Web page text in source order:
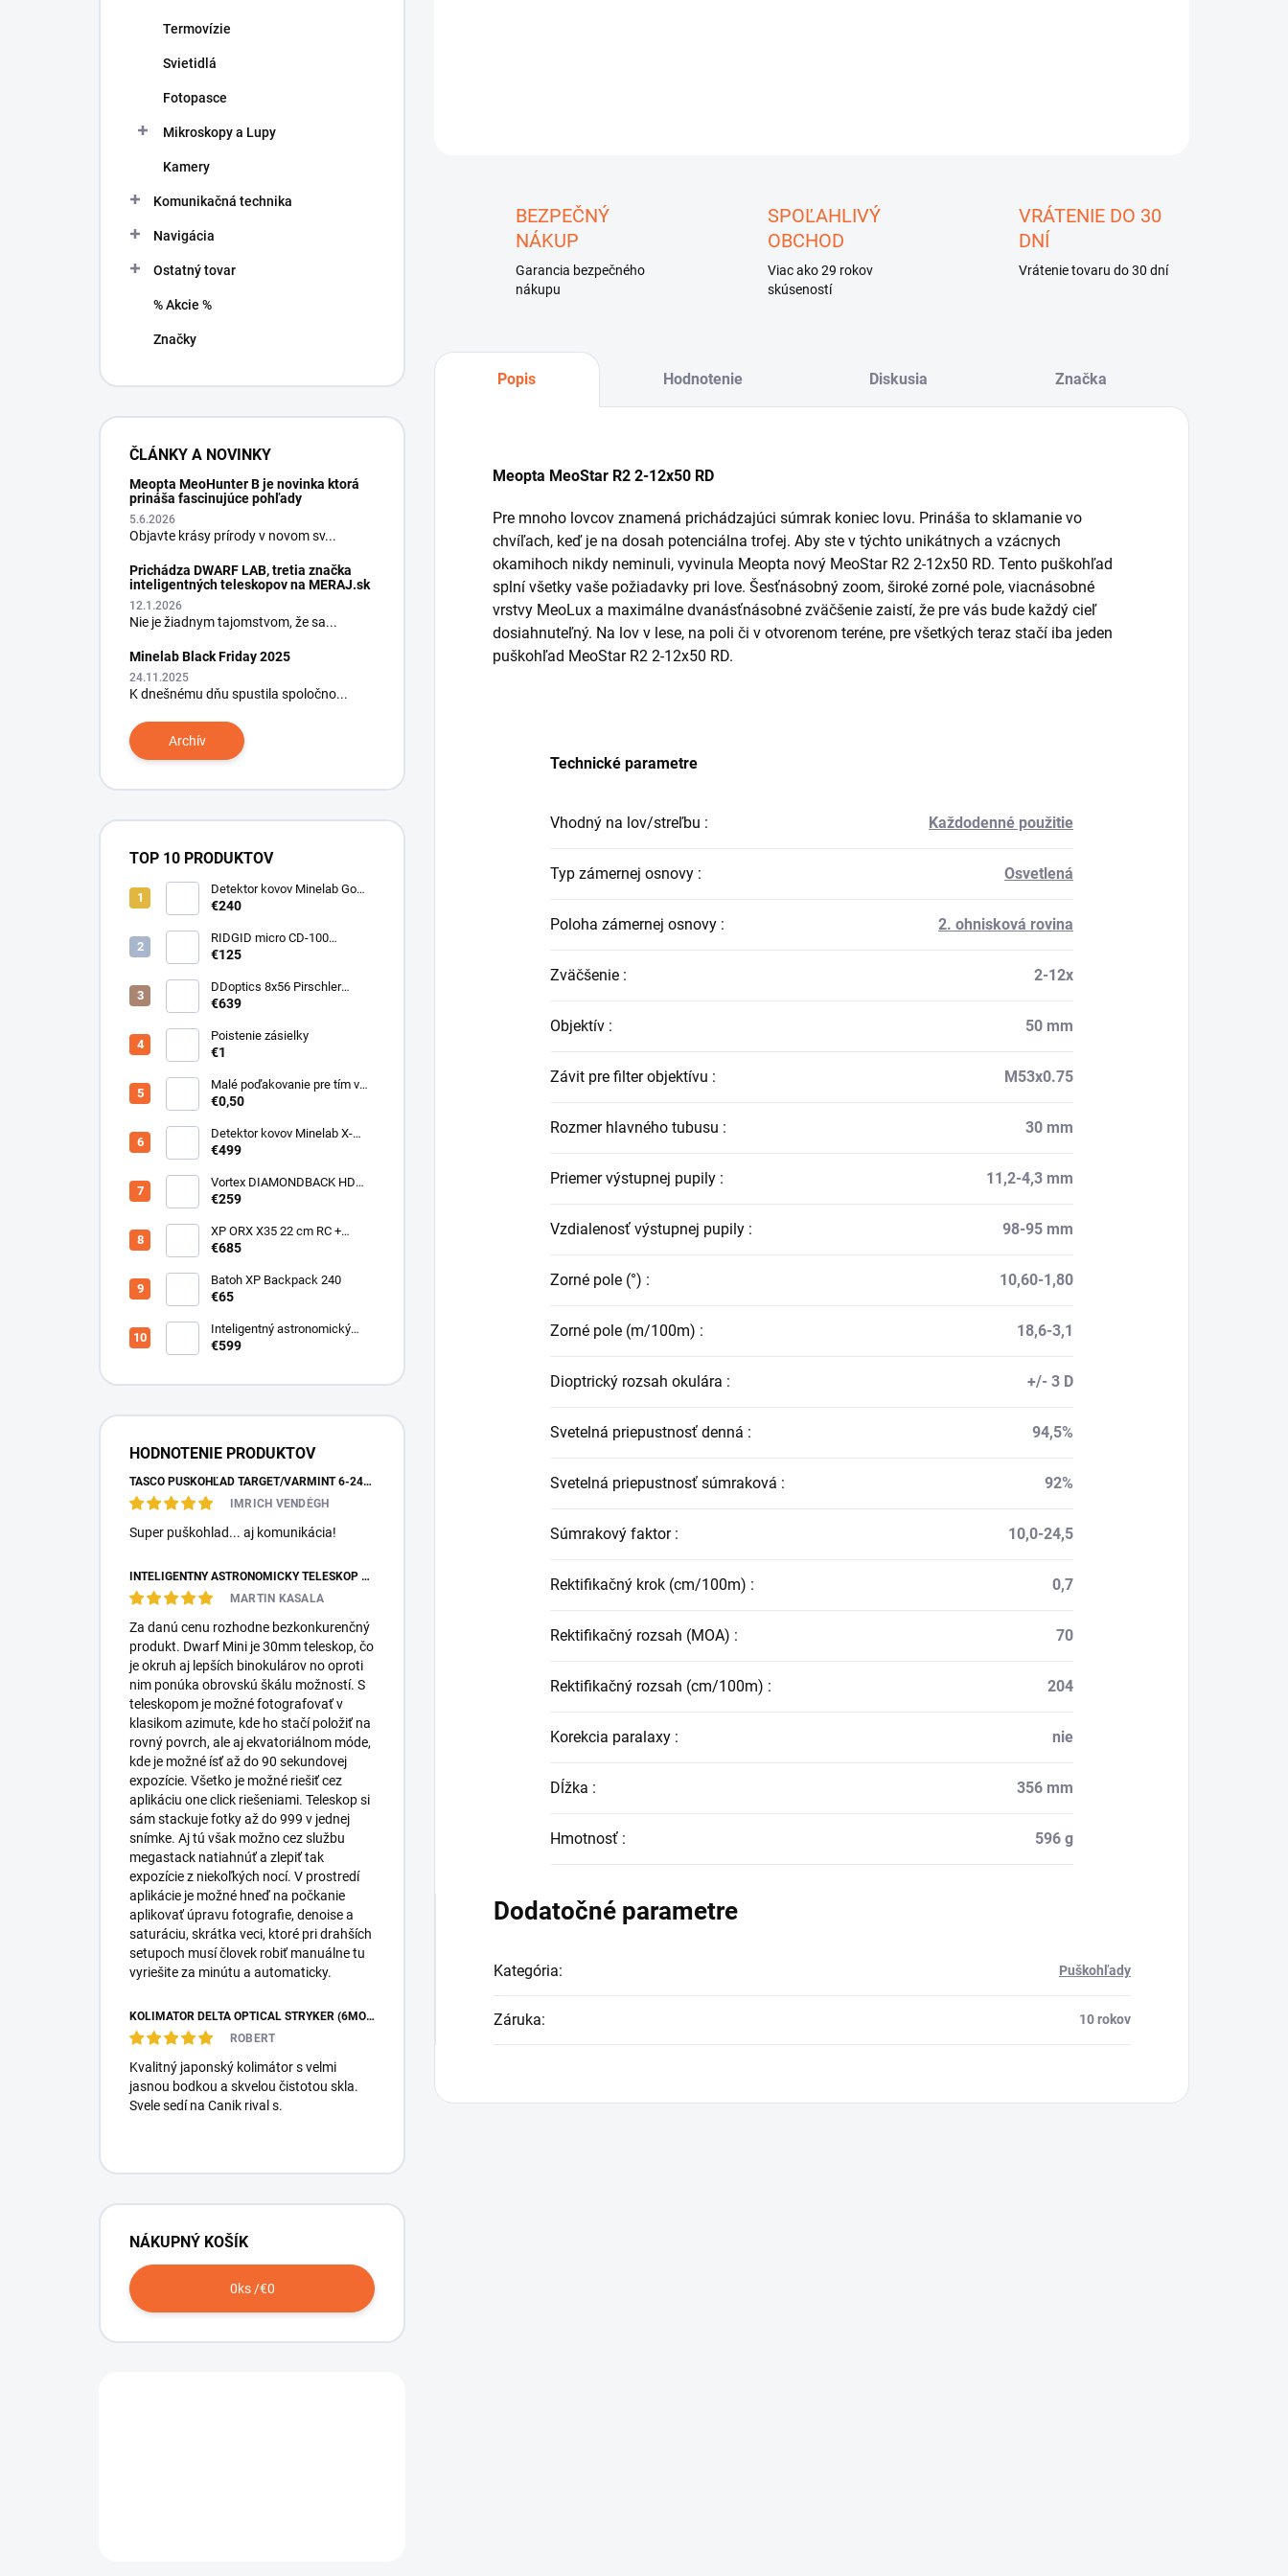
Termovízie
Svietidlá
Fotopasce
Mikroskopy a Lupy
Kamery
Komunikačná technika
Navigácia
Ostatný tovar
% Akcie %
Značky
ČLÁNKY A NOVINKY
Meopta MeoHunter B je novinka ktorá
prináša fascinujúce pohľady
5.6.2026
Objavte krásy prírody v novom sv...
Prichádza DWARF LAB, tretia značka
inteligentných teleskopov na MERAJ.sk
12.1.2026
Nie je žiadnym tajomstvom, že sa...
Minelab Black Friday 2025
24.11.2025
K dnešnému dňu spustila spoločno...
Archív
TOP 10 PRODUKTOV
Detektor kovov Minelab Go
Find 66
€240
RIDGID micro CD-100
Detektor horľavých plynov
€125
DDoptics 8x56 Pirschler
Gen.3 Magnesium zelený
€639
Poistenie zásielky
€1
Malé poďakovanie pre tím v
sklade
€0,50
Detektor kovov Minelab X-
Terra ELITE pinpoiter set
€499
Vortex DIAMONDBACK HD
10X50
€259
XP ORX X35 22 cm RC +
bezdrôtové slúchadlá
€685
Batoh XP Backpack 240
€65
Inteligentný astronomický
teleskop DwarfLab Dwarf III
€599
HODNOTENIE PRODUKTOV
TASCO PUŠKOHĽAD TARGET/VARMINT 6-24X42 MILDOT
IMRICH VENDÉGH
Super puškohlad... aj komunikácia!
INTELIGENTNÝ ASTRONOMICKÝ TELESKOP DWARFLAB DWARF MINI
MARTIN KASALA
Za danú cenu rozhodne bezkonkurenčný
produkt. Dwarf Mini je 30mm teleskop, čo
je okruh aj lepších binokulárov no oproti
nim ponúka obrovskú škálu možností. S
teleskopom je možné fotografovať v
klasikom azimute, kde ho stačí položiť na
rovný povrch, ale aj ekvatoriálnom móde,
kde je možné ísť až do 90 sekundovej
expozície. Všetko je možné riešiť cez
aplikáciu one click riešeniami. Teleskop si
sám stackuje fotky až do 999 v jednej
snímke. Aj tú však možno cez službu
megastack natiahnúť a zlepiť tak
expozície z niekoľkých nocí. V prostredí
aplikácie je možné hneď na počkanie
aplikovať úpravu fotografie, denoise a
saturáciu, skrátka veci, ktoré pri drahších
setupoch musí človek robiť manuálne tu
vyriešite za minútu a automaticky.
KOLIMÁTOR DELTA OPTICAL STRYKER (6MOA)
ROBERT
Kvalitný japonský kolimátor s velmi
jasnou bodkou a skvelou čistotou skla.
Svele sedí na Canik rival s.
NÁKUPNÝ KOŠÍK
0ks /€0
BEZPEČNÝ
NÁKUP
Garancia bezpečného
nákupu
SPOĽAHLIVÝ
OBCHOD
Viac ako 29 rokov
skúseností
VRÁTENIE DO 30
DNÍ
Vrátenie tovaru do 30 dní
Popis Hodnotenie Diskusia Značka
Meopta MeoStar R2 2-12x50 RD
Pre mnoho lovcov znamená prichádzajúci súmrak koniec lovu. Prináša to sklamanie vo
chvíľach, keď je na dosah potenciálna trofej. Aby ste v týchto unikátnych a vzácnych
okamihoch nikdy neminuli, vyvinula Meopta nový MeoStar R2 2-12x50 RD. Tento puškohľad
splní všetky vaše požiadavky pri love. Šesťnásobný zoom, široké zorné pole, viacnásobné
vrstvy MeoLux a maximálne dvanásťnásobné zväčšenie zaistí, že pre vás bude každý cieľ
dosiahnuteľný. Na lov v lese, na poli či v otvorenom teréne, pre všetkých teraz stačí iba jeden
puškohľad MeoStar R2 2-12x50 RD.
Technické parametre
Vhodný na lov/streľbu : Každodenné použitie
Typ zámernej osnovy : Osvetlená
Poloha zámernej osnovy : 2. ohnisková rovina
Zväčšenie : 2-12x
Objektív : 50 mm
Závit pre filter objektívu : M53x0.75
Rozmer hlavného tubusu : 30 mm
Priemer výstupnej pupily : 11,2-4,3 mm
Vzdialenosť výstupnej pupily : 98-95 mm
Zorné pole (°) : 10,60-1,80
Zorné pole (m/100m) : 18,6-3,1
Dioptrický rozsah okulára : +/- 3 D
Svetelná priepustnosť denná : 94,5%
Svetelná priepustnosť súmraková : 92%
Súmrakový faktor : 10,0-24,5
Rektifikačný krok (cm/100m) : 0,7
Rektifikačný rozsah (MOA) : 70
Rektifikačný rozsah (cm/100m) : 204
Korekcia paralaxy : nie
Dĺžka : 356 mm
Hmotnosť : 596 g
Dodatočné parametre
Kategória: Puškohľady
Záruka: 10 rokov